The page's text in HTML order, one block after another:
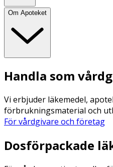
Om Apoteket
Handla som
Vi erbjuder läkemedel,
förbrukningsmaterial och
För vårdgivare och företag
Dosförpackade